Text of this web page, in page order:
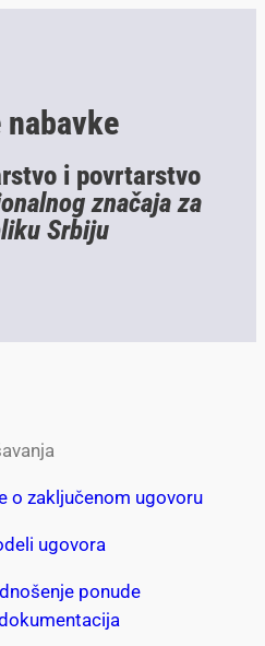
i povrtarstvo
značaja za
Srbiju
o zaključenom ugovoru
ugovora
ponude